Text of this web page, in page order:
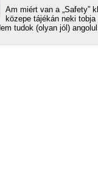
Am miért van a „Safety”
közepe tájékán neki
tudok (olyan jól)